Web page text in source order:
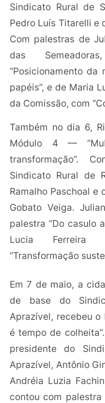
Sindicato Rural de
Pedro Luís Titarelli e
Com palestras de
das
“Posicionamento da
papéis”, e de Maria
da Comissão, com
Também no dia 6,
Módulo 4 —
transformação”.
Sindicato Rural de
Ramalho Paschoal e
Gobato Veiga.
palestra “Do casulo
Lucia Ferreira
“Transformação
Em 7 de maio, a
de base do
Aprazível, recebeu
é tempo de
presidente do
Aprazível, Antônio
Andréia Luzia
contou com palestra